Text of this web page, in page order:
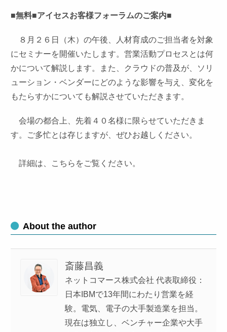
■無料■アイセスお客様フォーラムのご案内■
８月２６日（木）の午後、人材育成のご担当者を対象
にセミナーを開催いたします。営業活動プロセスとは何
かについて解説します。また、クラウドの普及が、ソリ
ューション・ベンダーにどのような影響を与え、変化を
もたらすかについても解説させていただきます。
会場の都合上、先着４０名様に限らせていただきま
す。ご多忙とは存じますが、ぜひお越しください。
詳細は、こちらをご覧ください。
About the author
斎藤昌義
ネットコマース株式会社 代表取締役：
日本IBMで13年間にわたり営業を経
験。電気、電子の大手製造業を担当。
現在は独立し、ベンチャー企業や大手